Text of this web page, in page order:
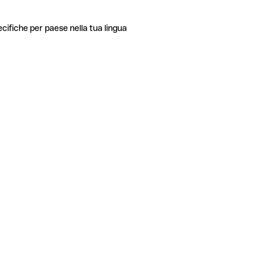
per paese nella tua lingua